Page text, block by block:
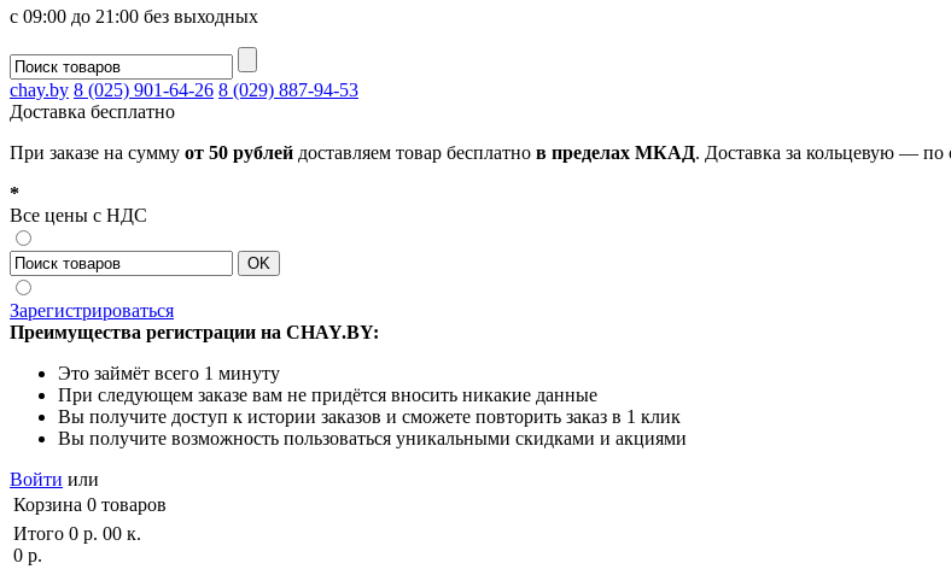
с 09:00 до 21:00 без выходных
chay.by 8 (025) 901-64-26 8 (029) 887-94-53
Доставка бесплатно
При заказе на сумму от 50 рублей доставляем товар бесплатно в пределах МКАД. Доставка за кольцевую —
*
Все цены с НДС
Зарегистрироваться
Преимущества регистрации на CHAY.BY:
Это займёт всего 1 минуту
При следующем заказе вам не придётся вносить никакие данные
Вы получите доступ к истории заказов и сможете повторить заказ в 1 клик
Вы получите возможность пользоваться уникальными скидками и акциями
Войти или
Корзина 0 товаров
Итого 0 р. 00 к.
0 р.